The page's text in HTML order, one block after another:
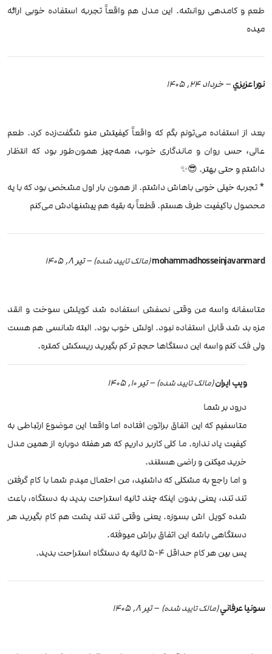
طعم و کامدهی روانشه. این مدل هم واقعاً تجربه استفاده خوبی ارائه
میده
نورا عزيزي–خرداد 24, 1405
بعد از استفاده می‌تونم بگم که واقعاً کیفیتش منو شگفت‌زده کرد. طعم
عالی، حس روان و ماندگاری خوب، همه‌چیز همون‌طور بود که انتظار
داشتم و حتی بهتر. 😎✨
* تجربه خیلی خوبی باهاش داشتم. از همون بار اول مشخص بود که با یه
محصول باکیفیت طرف هستم. قطعاً به بقیه هم پیشنهادش می‌کنم
mohammadhosseinjavanmard(مالک تایید شده) – تیر 8, 1405
متاسفانه واسه من وقتی نصفش استفاده شد کویلش سوخت و انقد
مزه بد شد قابل استفاده نبود. اولش خوب بود. البته شانسی هم هست
ولی فک کنم واسه این دستگاها حجم تر کم بگیرید ریسکش کمتره.
ویپ ایران(مالک تایید شده) – تیر 10, 1405
درود بر شما
متاسفیم که این اتفاق براتون افتاده اما واقعا این موضوع ارتباطی به
کیفیت پاد نداره. ما کلی کاربر داریم که هر هفته دوباره از همین مدل
خرید میکنن و راضی هستند.
و اما راجع به مشکلی که داشتید، من احتمال میدم شما با کام گرفتن
تند تند، یعنی بدون اینکه چند ثانیه استراحت بدید به دستگاه، باعث
شده کویل اش بسوزه. یعنی وقتی تند تند پشت هم کام بگیرید هر
دستگاهی باشه این اتفاق براش میوفته.
پس بین هر کام حداقل 4-5 ثانیه به دستگاه استراحت بدید.
سونيا عرفاني(مالک تایید شده) –تیر 8, 1405